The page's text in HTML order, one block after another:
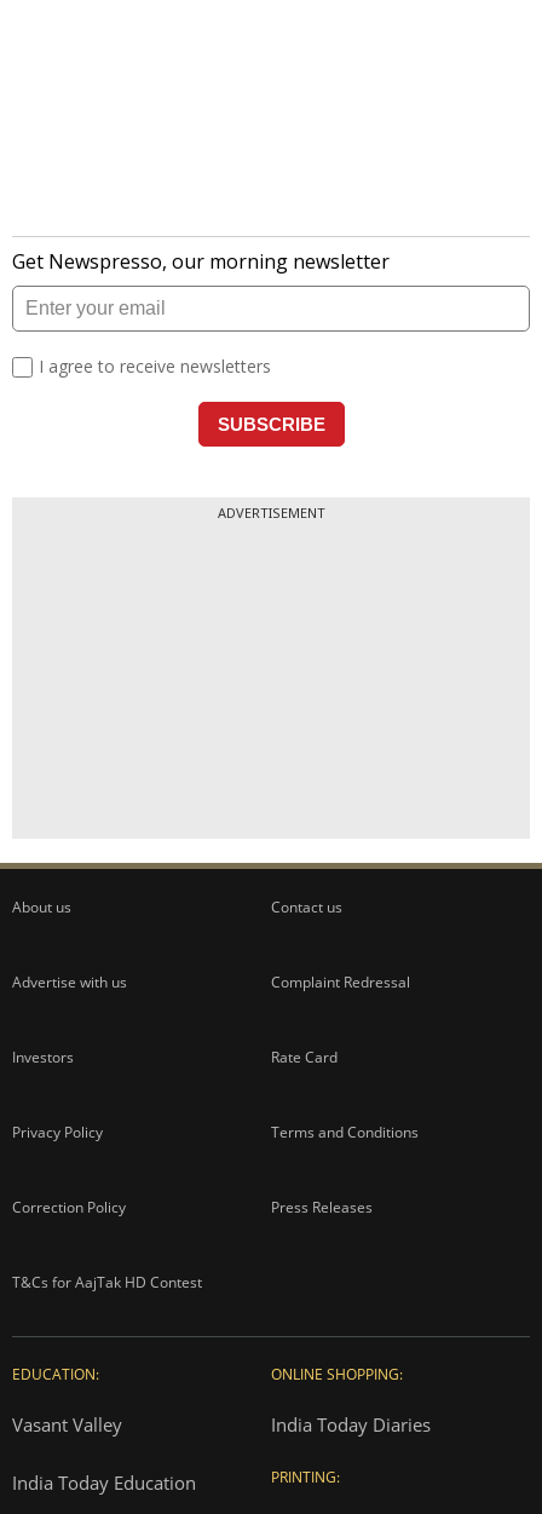
ADVERTISEMENT
About us Contact us
Advertise with us Complaint Redressal
Investors Rate Card
Privacy Policy Terms and Conditions
Correction Policy Press Releases
T&Cs for AajTak HD Contest
EDUCATION:
Vasant Valley
India Today Education
ONLINE SHOPPING:
India Today Diaries
PRINTING: